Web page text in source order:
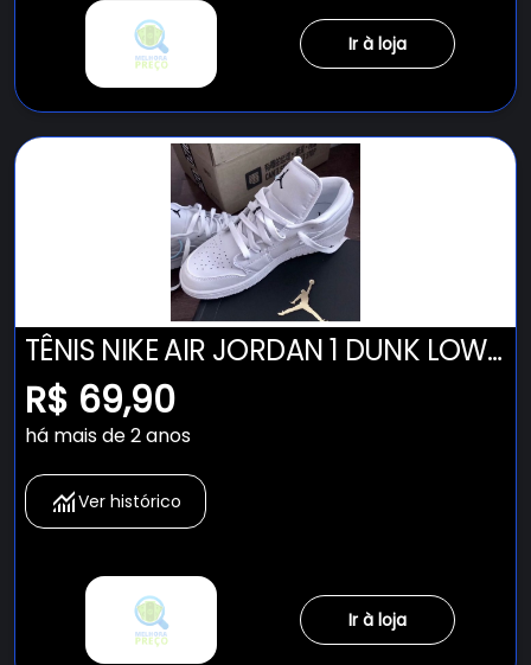
Ir à loja
TÊNIS NIKE AIR JORDAN 1 DUNK LOW
CANO BAIXO TODO BRANCO
FEMININO E MASCULINO CONFIRA !
R$ 69,90
há mais de 2 anos
Ver histórico
Ir à loja